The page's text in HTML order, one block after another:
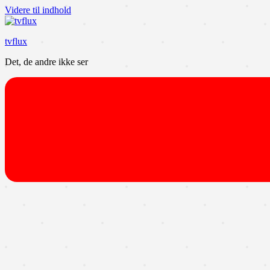
Videre til indhold
tvflux
Det, de andre ikke ser